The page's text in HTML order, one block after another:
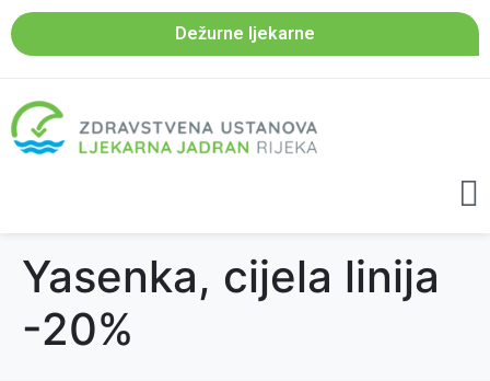
Dežurne ljekarne
Yasenka, cijela linija
-20%